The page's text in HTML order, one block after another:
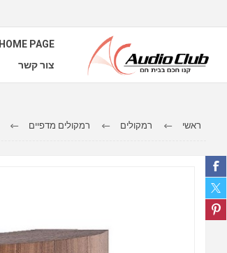
HOME PAGE
צור קשר
ראשי רמקולים רמקולים מדפיים